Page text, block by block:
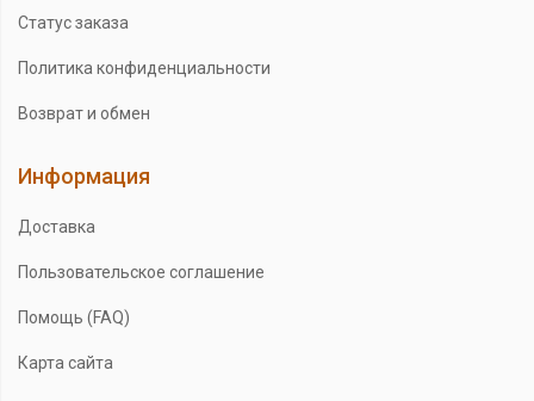
Статус заказа
Политика конфиденциальности
Возврат и обмен
Информация
Доставка
Пользовательское соглашение
Помощь (FAQ)
Карта сайта